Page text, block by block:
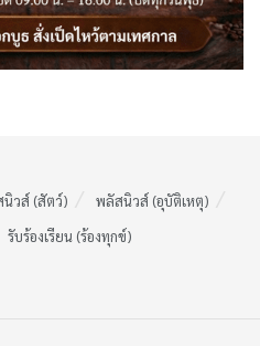
วส์ (สัตว์)
พลัสนิวส์ (อุบัติเหตุ)
รับร้องเรียน (ร้องทุกข์)